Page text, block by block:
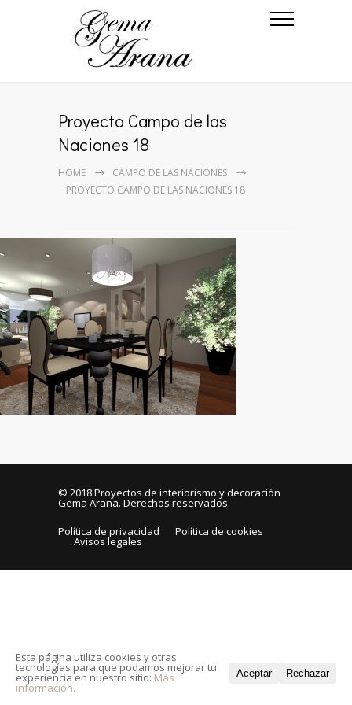
Proyecto Campo de las
Naciones 18
HOME
CAMPO DE LAS NACIONES
PROYECTO CAMPO DE LAS NACIONES 18
© 2018Proyectos de interiorismo y decoración
Gema Arana. Derechos reservados.
Política de privacidad
Política de cookies
Avisos legales
Esta página utiliza cookies y otras
tecnologías para que podamos mejorar tu
experiencia en nuestro sitio: Más
información.
Aceptar Rechazar